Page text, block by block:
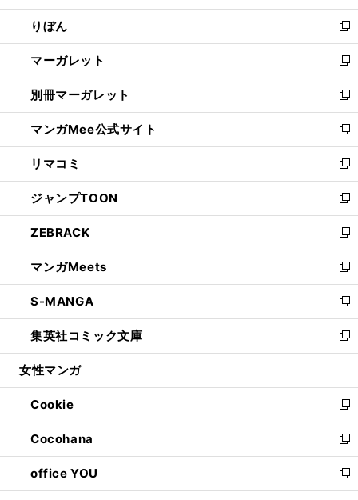
開
く
ウ
で
開
く
ン
ド
ウ
で
開
く
ウ
ィ
ン
ド
ウ
で
開
く
りぼん
新
し
い
ウ
ィ
ン
ド
ウ
で
開
く
マーガレット
新
し
い
ウ
ィ
ン
ド
ウ
で
開
く
別冊マーガレット
新
し
い
ウ
ィ
ン
ド
ウ
で
開
く
マンガMee公式サイト
新
し
い
ウ
ィ
ン
ド
ウ
で
開
く
リマコミ
新
し
い
ウ
ィ
ン
ド
ウ
で
開
く
ジャンプTOON
新
し
い
ウ
ィ
ン
ド
ウ
で
開
ZEBRACK
新
し
い
ウ
ィ
ン
ド
ウ
開
く
マンガMeets
新
し
い
ウ
ィ
ン
ウ
で
開
く
S-MANGA
新
し
い
ウ
ン
ド
ウ
で
開
く
集英社コミック文庫
新
し
ウ
ィ
ン
ド
ウ
で
開
女性マンガ
Cookie
新
し
い
ウ
ィ
ン
Cocohana
新
し
い
ウ
office YOU
新
し